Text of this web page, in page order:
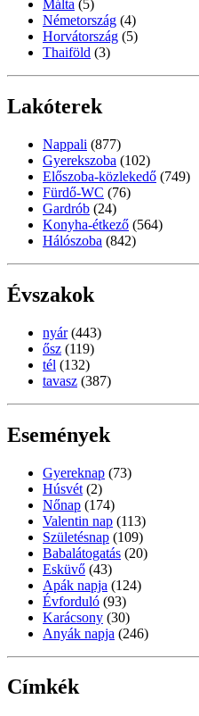
Málta (5)
Németország (4)
Horvátország (5)
Thaiföld (3)
Lakóterek
Nappali (877)
Gyerekszoba (102)
Előszoba-közlekedő (749)
Fürdő-WC (76)
Gardrób (24)
Konyha-étkező (564)
Hálószoba (842)
Évszakok
nyár (443)
ősz (119)
tél (132)
tavasz (387)
Események
Gyereknap (73)
Húsvét (2)
Nőnap (174)
Valentin nap (113)
Születésnap (109)
Babalátogatás (20)
Esküvő (43)
Apák napja (124)
Évforduló (93)
Karácsony (30)
Anyák napja (246)
Címkék